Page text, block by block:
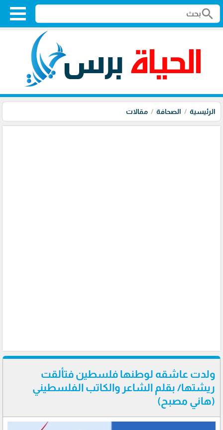
search
الرئيسية الصحافة مقالات
ولدت عاشقه لوطنها فلسطين فتألقت
ريشتها/ بقلم الشاعر والكاتب الفلسطيني
(هاني مصبح)